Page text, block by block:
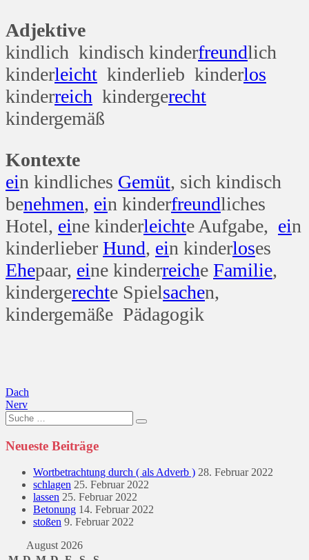
Adjektive
kindlich kindisch kinderfreundlich
kinderleicht kinderlieb kinderlos
kinderreich kindergerecht
kindergemäß
Kontexte
ein kindliches Gemüt, sich kindisch
benehmen, ein kinderfreundliches
Hotel, eine kinderleichte Aufgabe, ein
kinderlieber Hund, ein kinderloses
Ehepaar, eine kinderreiche Familie,
kindergerechte Spielsachen,
kindergemäße Pädagogik
Beitragsnavigation
Dach
Nerv
Suche
nach:
Neueste Beiträge
Wortbetrachtung durch ( als Adverb ) 28. Februar 2022
schlagen 25. Februar 2022
lassen 25. Februar 2022
Betonung 14. Februar 2022
stoßen 9. Februar 2022
August 2026